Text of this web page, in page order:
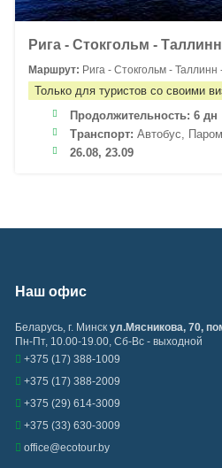
Рига - Стокгольм -
Маршрут: Рига - Стокгольм - Таллинн
Только для туристов со своими
Продолжительность: 6 дн
Транспорт: Автобус, Паром
26.08, 23.09
Наш офис
Беларусь, г. Минск ул.Мясникова, 70,
Пн-Пт, 10.00-19.00, Сб-Вс - выходной
+375 (17) 388-1009
+375 (17) 388-2009
+375 (29) 614-3009
+375 (33) 630-3009
office@ecotour.by